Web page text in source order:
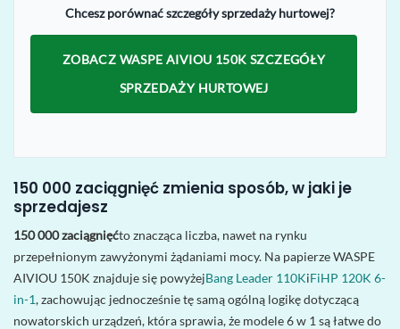
Chcesz porównać szczegóły sprzedaży hurtowej?
ZOBACZ WASPE AIVIOU 150K SZCZEGÓŁY
SPRZEDAŻY HURTOWEJ
150 000 zaciągnięć zmienia sposób, w jaki je
sprzedajesz
150 000 zaciągnięćto znacząca liczba, nawet na rynku
przepełnionym zawyżonymi żądaniami mocy. Na papierze WASPE
AIVIOU 150K znajduje się powyżejBang Leader 110KiFiHP 120K 6-
in-1, zachowując jednocześnie tę samą ogólną logikę dotyczącą
nowatorskich urządzeń, która sprawia, że modele 6 w 1 są łatwe do